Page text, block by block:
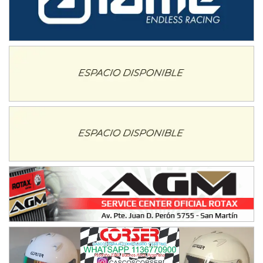
IAME SERIES ARGENTINA 6
Baradero (Buenos Aires)
Ciudad de Trenque Lauquen (Asfalto)
Villaguay (Entre Ríos)
El Cerro (Tierra)
Victoria (Entre Ríos)
PATAGONICO - F6
Moto Club Reginense (Tierra)
Gral. E. Godoy (Río Negro)
CSK - F7
Juventud Unida (Tierra)